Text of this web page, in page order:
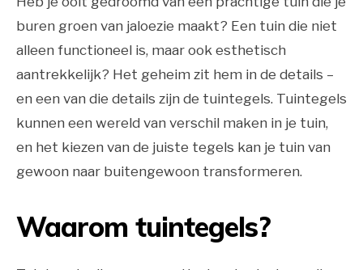
buren groen van jaloezie maakt? Een tuin die niet
alleen functioneel is, maar ook esthetisch
aantrekkelijk? Het geheim zit hem in de details –
en een van die details zijn de tuintegels. Tuintegels
kunnen een wereld van verschil maken in je tuin,
en het kiezen van de juiste tegels kan je tuin van
gewoon naar buitengewoon transformeren.
Waarom tuintegels?